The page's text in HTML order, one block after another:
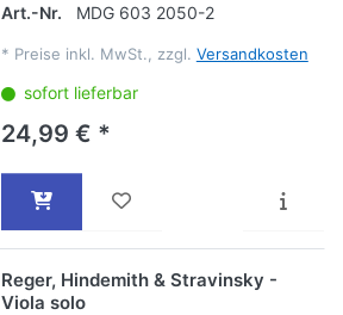
Art.-Nr.
MDG 603 2050-2
* Preise inkl. MwSt., zzgl. Versandkosten
sofort lieferbar
24,99 € *
Reger, Hindemith & Stravinsky -
Viola solo